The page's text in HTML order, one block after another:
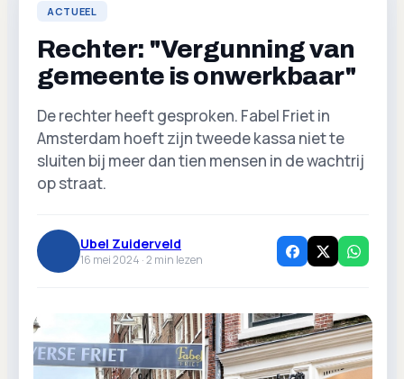
ACTUEEL
Rechter: "Vergunning van
gemeente is onwerkbaar"
De rechter heeft gesproken. Fabel Friet in
Amsterdam hoeft zijn tweede kassa niet te
sluiten bij meer dan tien mensen in de wachtrij
op straat.
Ubel Zuiderveld
16 mei 2024 ·2 min lezen